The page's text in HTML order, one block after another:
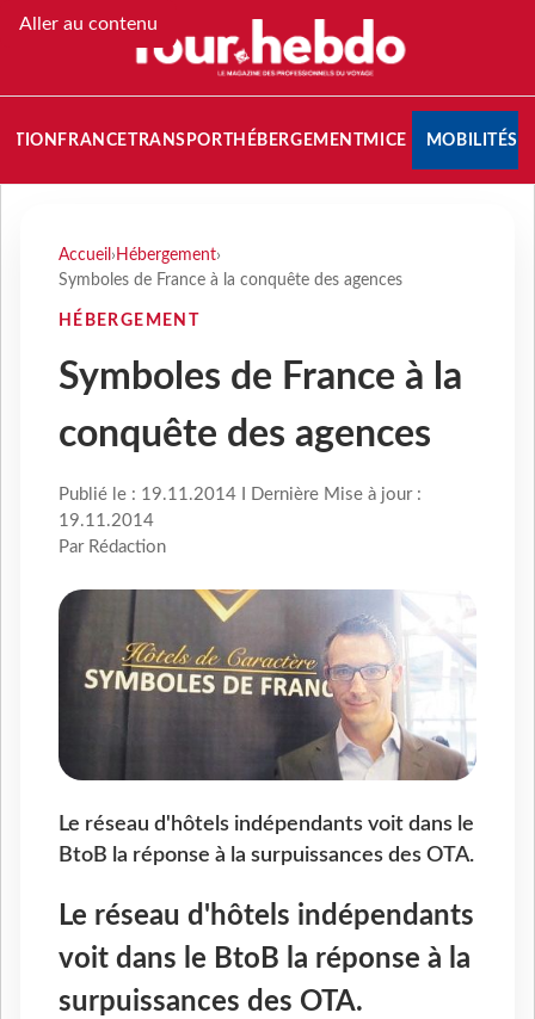
Aller au contenu
FRANCETRANSPORT HÉBERGEMENTMICE MOBILITÉS
Accueil › Hébergement›
Symboles de France à la conquête des agences
HÉBERGEMENT
Symboles de France à la
conquête des agences
Publié le : 19.11.2014 I Dernière Mise à jour :
19.11.2014
Par Rédaction
Le réseau d'hôtels indépendants voit dans le
BtoB la réponse à la surpuissances des OTA.
Le réseau d'hôtels indépendants
voit dans le BtoB la réponse à la
surpuissances des OTA.